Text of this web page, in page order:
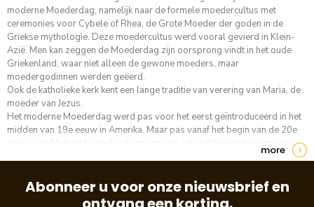
moderne Moederdag, namelijk naar de formele moedercultus met
ceremonies voor Cybele of Rhea, de Grote Moeder der goden in de
Griekse mythologie. Deze moedercultus werd vooral gevierd in Klein-
Azië. Men kan zeggen de Moederdag zijn oorsprong vindt in het oude
Griekenland, waar niet alleen de gewone moeders, maar
moedergodinnen werden geëerd.
Ook de katholieke kerk kent een lange traditie van verering van Maria, de
moeder van Jezus.
Het moderne Moederdag werd pas voor het eerst geïntroduceerd in het
midden van 19e eeuw in Amerika. Maar pas vanaf het begin van de 20e
eeuw werd het echt populair toen een activiste het begon te promoten
als een dag van waardering voor moeders. In 1914 besloot president
verspreidde het zich over de rest van de wereld, waarbij het na haar
introductie in 1916, pas echt een succes werd rond 1925, vanwege de
more
Abonneer u voor onze nieuwsbrief en